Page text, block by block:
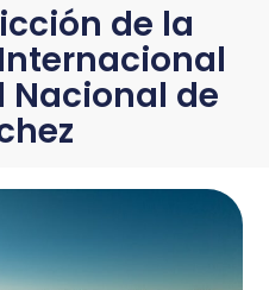
de la
Nacional de